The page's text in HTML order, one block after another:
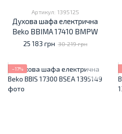
Артикул: 1395125
Духова шафа електрична
Beko BBIMA 17410 BMPW
25 183 грн 30 219 грн
−17%